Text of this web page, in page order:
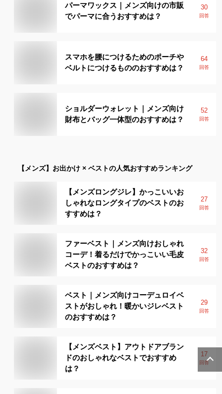
パーマワックス｜メンズ向けの市販
でパーマに合うおすすめは？
30
回答
スマホを腰につけるためのポーチや
ベルトにつけるもののおすすめは？
64
回答
ショルダーウォレット｜メンズ向け
財布とバッグ一体型のおすすめは？
52
回答
【メンズ】 お出かけ × ベストの人気おすすめランキング
【メンズロングジレ】かっこいいお
しゃれなロングタイプのベストのお
すすめは？
27
回答
ファーベスト｜メンズ向けおしゃれ
コーデ！着るだけでかっこいい毛皮
ベストのおすすめは？
32
回答
ベスト｜メンズ向けコーデュロイベ
ストがおしゃれ！暖かいジレベスト
のおすすめは？
29
回答
【メンズベスト】アウトドアブラン
ドのおしゃれなベストでおすすめ
は？
17
回答